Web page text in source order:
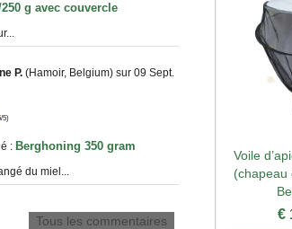
g avec couvercle
P. (Hamoir, Belgium) sur 09 Sept.
5)
: Berghoning 350 gram
du miel...
Tous les commentaires
Aperçu
Voile
(chapeau
€